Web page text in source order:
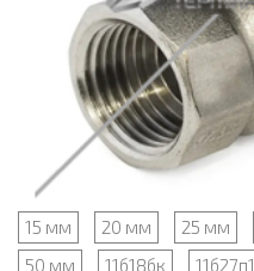
15 мм 20 мм 25 мм
50 мм
11б18бк 11б27п1